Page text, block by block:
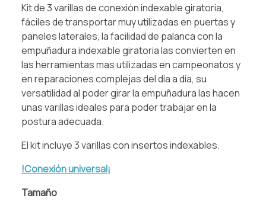
Kit de 3 varillas de conexión indexable giratoria,
fáciles de transportar muy utilizadas en puertas y
paneles laterales, la facilidad de palanca con la
empuñadura indexable giratoria las convierten en
las herramientas mas utilizadas en campeonatos y
en reparaciones complejas del día a día, su
versatilidad al poder girar la empuñadura las hacen
unas varillas ideales para poder trabajar en la
postura adecuada.
El kit incluye 3 varillas con insertos indexables.
!Conexión universal¡
Tamaño